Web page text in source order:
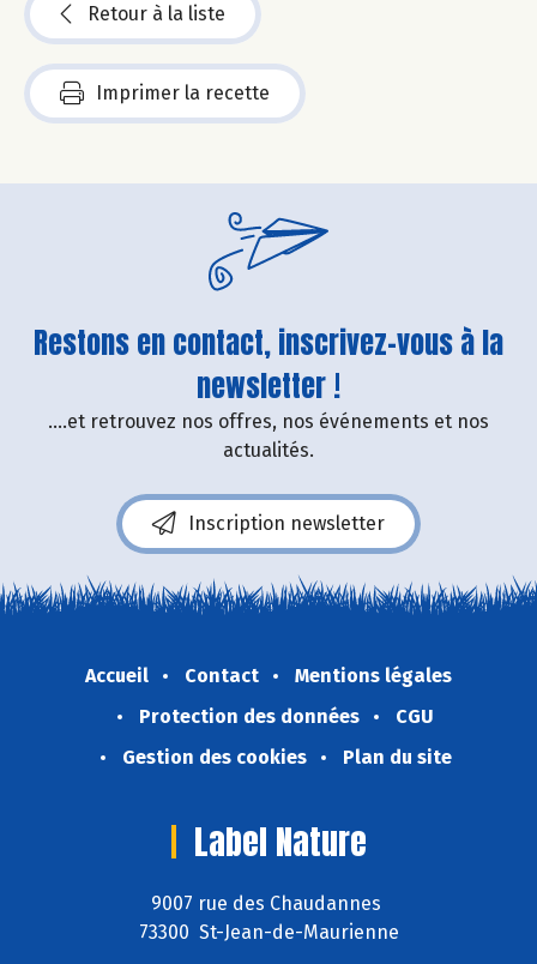
Retour à la liste
Imprimer la recette
Restons en contact, inscrivez-vous à la
newsletter !
....et retrouvez nos offres, nos événements et nos
actualités.
Inscription newsletter
Accueil Contact
Mentions légales
Protection des données
CGU
Gestion des cookies
Plan du site
Label Nature
9007 rue des Chaudannes
73300 St-Jean-de-Maurienne